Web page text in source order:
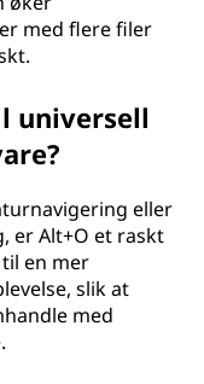
med flere filer
universell
eller
er Alt+O et raskt
en mer
slik at
med